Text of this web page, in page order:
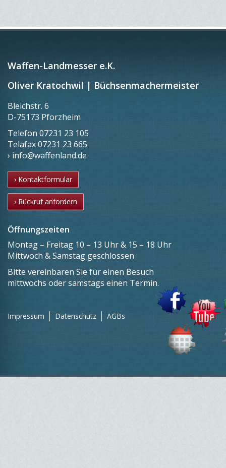
Waffen-Landmesser e.K.
Oliver Kratochwil | Büchsenmachermeister
Bleichstr. 6
D-75173 Pforzheim
Telefon 07231 23 105
Telafax07231 23 665
› info@waffenland.de
› Kontaktformular
› Rückruf anfordern
Öffnungszeiten
Montag – Freitag 10 – 13 Uhr & 15 – 18 Uhr
Mittwoch & Samstag geschlossen
Bitte vereinbaren Sie für einen Besuch
mittwochs oder samstags einen Termin.
Impressum Datenschutz AGBs